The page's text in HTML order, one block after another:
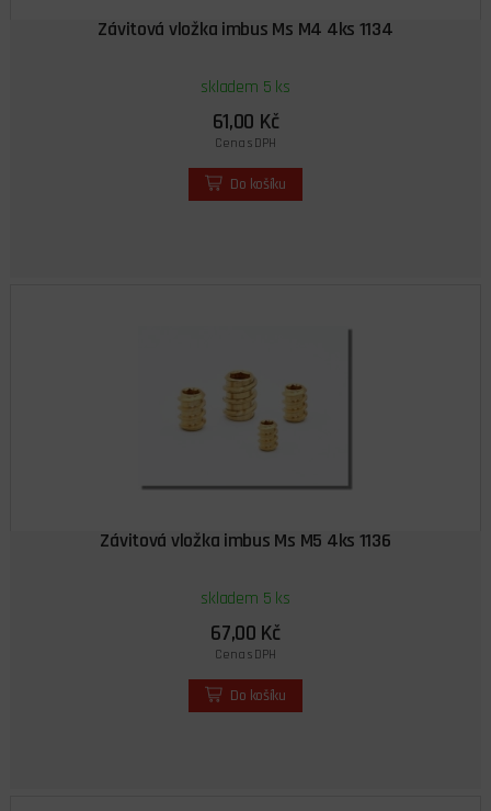
Závitová vložka imbus Ms M4 4ks 1134
skladem 5 ks
61,00 Kč
Cena s DPH
Do košíku
Závitová vložka imbus Ms M5 4ks 1136
skladem 5 ks
67,00 Kč
Cena s DPH
Do košíku